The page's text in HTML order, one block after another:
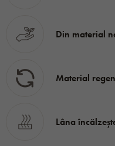
Din material
Material
Lâna